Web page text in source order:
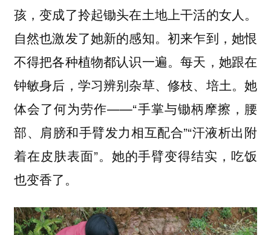
孩，变成了拎起锄头在土地上干活的女人。
自然也激发了她新的感知。初来乍到，她恨
不得把各种植物都认识一遍。每天，她跟在
钟敏身后，学习辨别杂草、修枝、培土。她
体会了何为劳作——“手掌与锄柄摩擦，腰
部、肩膀和手臂发力相互配合”“汗液析出附
着在皮肤表面”。她的手臂变得结实，吃饭
也变香了。